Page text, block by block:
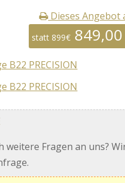
Dieses Angebot
statt 899€
weitere Fragen an uns?